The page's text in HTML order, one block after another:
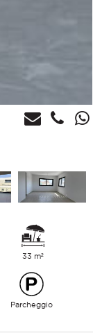
33 m²
Parcheggio